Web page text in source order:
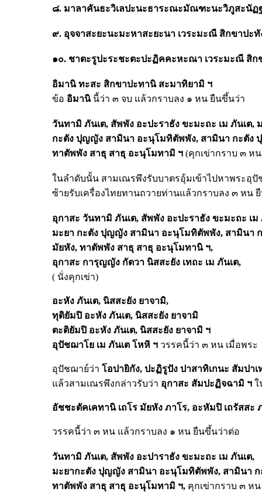
๘. มาลาคันธะวิเลปะนะธาระณะมัณฑะนะวิภูสะนัฏ
๙. อุจจาสะยะนะมะหาสะยะนา เวระมะณี สิกขาปะ
๑๐. ชาตะรูปะระชะตะปะฏิคคะหะณา เวระมะณี สิก
อิมานิทะสะ สิกขาปะทานิ สะมาทิยามิ ฯ
ข้อ อิมานินี้ว่า ๓ จบ แล้วกราบลง ๑ หน ยืนขึ้นว่า
วันทามิ ภันเต, สัพพัง อะปะราธัง ขะมะถะ เม ภันเต,
กะตัง ปุญญัง สามินา อะนุโมทิตัพพัง, สามินา กะตัง
ทาตัพพัง สาธุ สาธุ อะนุโมทามิ ฯ (คุกเข่ากราบ ๓ ห
ในลำดับนั้น สามเณรพึงรับบาตรอุ้มเข้าไปหาพระอุ
ซ้ายรับเครื่องไทยทานถวายท่านแล้วกราบลง ๓ หน
อุกาสะ วันทามิ ภันเต, สัพพัง อะปะราธัง ขะมะถะ เม
มะยา กะตัง ปุญญัง สามินา อะนุโมทิตัพพัง, สามินา
มัยหัง, ทาตัพพัง สาธุ สาธุ อะนุโมทานิ ฯ,
อุกาสะ การุญญัง กัตวา นิสสะยัง เทถะ เม ภันเต,
( นั่งคุกเข่า)
อะหัง ภันเต, นิสสะยัง ยาจามิ,
ทุติยัมปิ อะหัง ภันเต, นิสสะยัง ยาจามิ
ตะติยัมปิ อะหัง ภันเต, นิสสะยัง ยาจามิ ฯ
อุปัชฌาโย เม ภันเต โหหิ ฯ วรรคนี้ว่า ๓ หน เมื่อพระ
อุปัชฌาย์ว่า โอปายิกัง, ปะฏิรูปัง ปาสาทิเกนะ สัมปาเ
แล้วสามเณรพึงกล่าวรับว่า อุกาสะ สัมปะฏิจฉามิ ฯ ใ
อัชชะตัคเคทานิ เถโร มัยหัง ภาโร, อะหัมปิ เถรัสสะ
วรรคนี้ว่า ๓ หน แล้วกราบลง ๑ หน ยืนขึ้นว่าต่อ
วันทามิ ภันเต, สัพพัง อะปาราธัง ขะมะถะ เม ภันเต,
มะยากะตัง ปุญญัง สามินา อะนุโมทิตัพพัง, สามินา
ทาตัพพัง สาธุ สาธุ อะนุโมทามิ ฯ, คุกเข่ากราบ ๓ หน